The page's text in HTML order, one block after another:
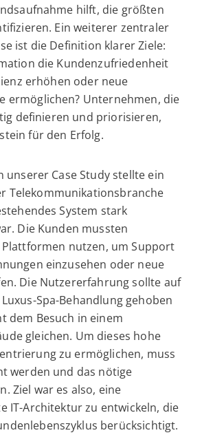
hilft, die größten
Ein weiterer zentraler
ist die Definition klarer Ziele:
die Kundenzufriedenheit
erhöhen oder neue
ermöglichen? Unternehmen, die
definieren und priorisieren,
für den Erfolg.
unserer Case Study stellte ein
Telekommunikationsbranche
System stark
Die Kunden mussten
nutzen, um Support
einzusehen oder neue
Die Nutzererfahrung sollte auf
Spa-Behandlung gehoben
dem Besuch in einem
gleichen. Um dieses hohe
zu ermöglichen, muss
werden und das nötige
Ziel war es also, eine
IT-Architektur zu entwickeln, die
berücksichtigt.